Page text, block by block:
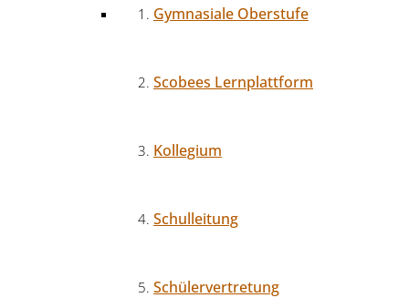
Gymnasiale Oberstufe
Scobees Lernplattform
Kollegium
Schulleitung
Schülervertretung